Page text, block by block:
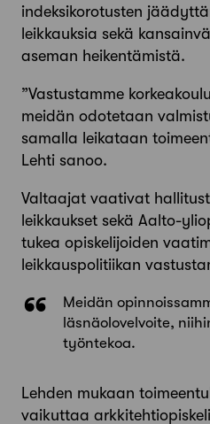
indeksikorotusten
leikkauksia sekä
aseman heikentämistä.
”Vastustamme
meidän odotetaan
samalla leikataan
Lehti sanoo.
Valtaajat vaativat
leikkaukset sekä Aalto-
tukea opiskelijoiden
leikkauspolitiikan
Meidän
läsnäolovelvoite,
työntekoa.
Lehden mukaan
vaikuttaa